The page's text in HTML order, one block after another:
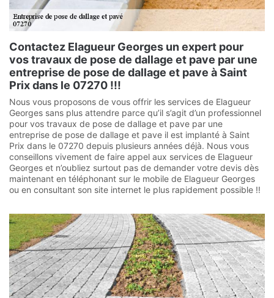
Contactez Elagueur Georges un expert pour
vos travaux de pose de dallage et pave par une
entreprise de pose de dallage et pave à Saint
Prix dans le 07270 !!!
Nous vous proposons de vous offrir les services de Elagueur
Georges sans plus attendre parce qu’il s’agit d’un professionnel
pour vos travaux de pose de dallage et pave par une
entreprise de pose de dallage et pave il est implanté à Saint
Prix dans le 07270 depuis plusieurs années déjà. Nous vous
conseillons vivement de faire appel aux services de Elagueur
Georges et n’oubliez surtout pas de demander votre devis dès
maintenant en téléphonant sur le mobile de Elagueur Georges
ou en consultant son site internet le plus rapidement possible !!